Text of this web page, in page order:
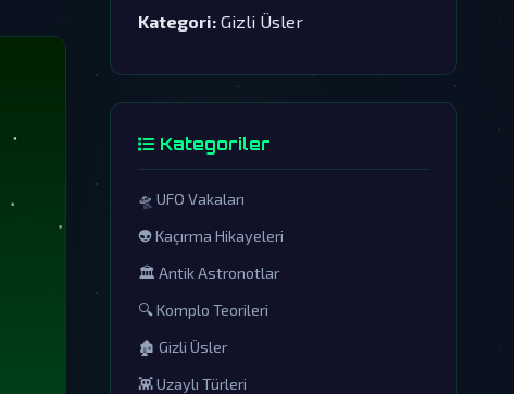
Kategori: Gizli Üsler
Kategoriler
🛸 UFO Vakaları
👽 Kaçırma Hikayeleri
🏛️ Antik Astronotlar
🔍 Komplo Teorileri
🏚️ Gizli Üsler
👾 Uzaylı Türleri